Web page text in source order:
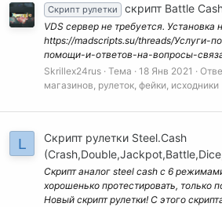
Скрипт рулетки скрипт Battle
VDS сервер не требуется. Установка
https://madscripts.su/threads/Услуги-
помощи-и-ответов-на-вопросы-
Skrillex24rus Тема 18 Янв 2021
магазинов, рулеток, фейки, исходники
L
Скрипт рулетки Steel.Cash
Скрипт аналог steel cash с 6
хорошенько протестировать, только
Новый скрипт рулетки! С этого